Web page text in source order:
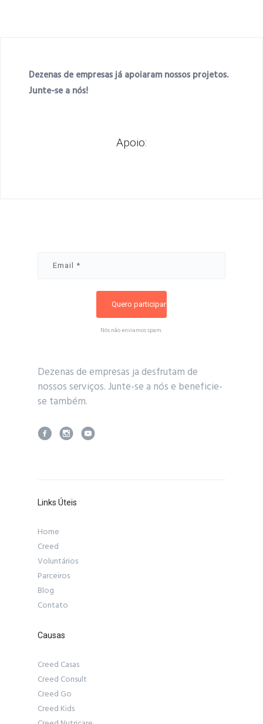
Dezenas de empresas já apoiaram nossos projetos.
Junte-se a nós!
Apoio:
Nós não enviamos spam.
Dezenas de empresas ja desfrutam de
nossos serviços. Junte-se a nós e beneficie-
se também.
Links Úteis
Home
Creed
Voluntários
Parceiros
Blog
Contato
Causas
Creed Casas
Creed Consult
Creed Go
Creed Kids